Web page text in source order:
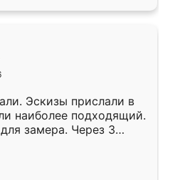
Эскизы прислали в
наиболее подходящий.
замера. Через 3
готова. Остались
Спасибо Ренессанс
работу!